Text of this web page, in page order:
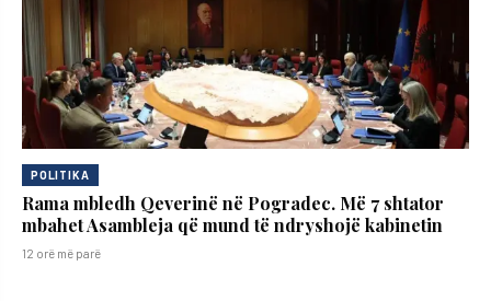
POLITIKA
Rama mbledh Qeverinë në Pogradec. Më 7 shtator
mbahet Asambleja që mund të ndryshojë kabinetin
12 orë më parë